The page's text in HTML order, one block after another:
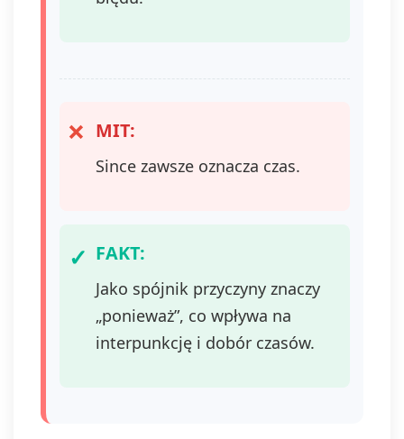
MIT:
Since zawsze oznacza czas.
FAKT:
Jako spójnik przyczyny znaczy
„ponieważ”, co wpływa na
interpunkcję i dobór czasów.